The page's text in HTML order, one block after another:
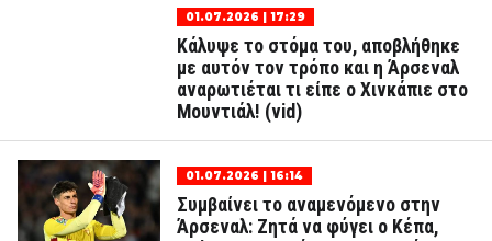
01.07.2026 | 17:29
Κάλυψε το στόμα του, αποβλήθηκε
με αυτόν τον τρόπο και η Άρσεναλ
αναρωτιέται τι είπε ο Χινκάπιε στο
Μουντιάλ! (vid)
01.07.2026 | 16:14
Συμβαίνει το αναμενόμενο στην
Άρσεναλ: Ζητά να φύγει ο Κέπα,